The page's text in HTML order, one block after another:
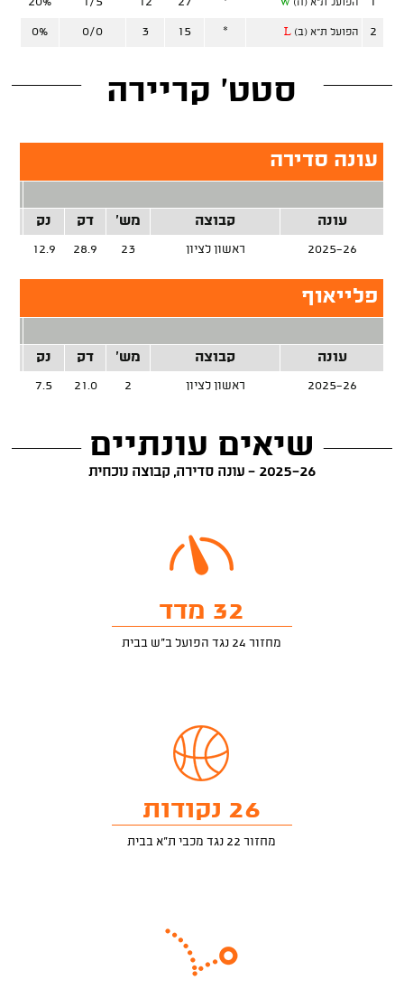
הפועל ת"א (ח) W
2 הפועל ת"א (ב) L
*
15
3
0/0
0%
סטט' קריירה
עונה סדירה
עונה
קבוצה מש' דק נק
2025-26 ראשון לציון 23
28.9
12.9
פלייאוף
עונה
קבוצה מש' דק נק
2025-26 ראשון לציון 2
21.0
7.5
שיאים עונתיים
2025-26 - עונה סדירה, קבוצה נוכחית
32 מדד
מחזור 24 נגד הפועל ב"ש בבית
26 נקודות
מחזור 22 נגד מכבי ת"א בבית